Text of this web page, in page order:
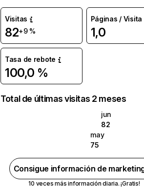
Visitas
82+9 %
Páginas / Visita
1,0
Tasa de rebote
100,0 %
Total de últimas visitas 2 meses
jun
82
may
75
Consigue información de
10 veces más información diaria. ¡Gratis!